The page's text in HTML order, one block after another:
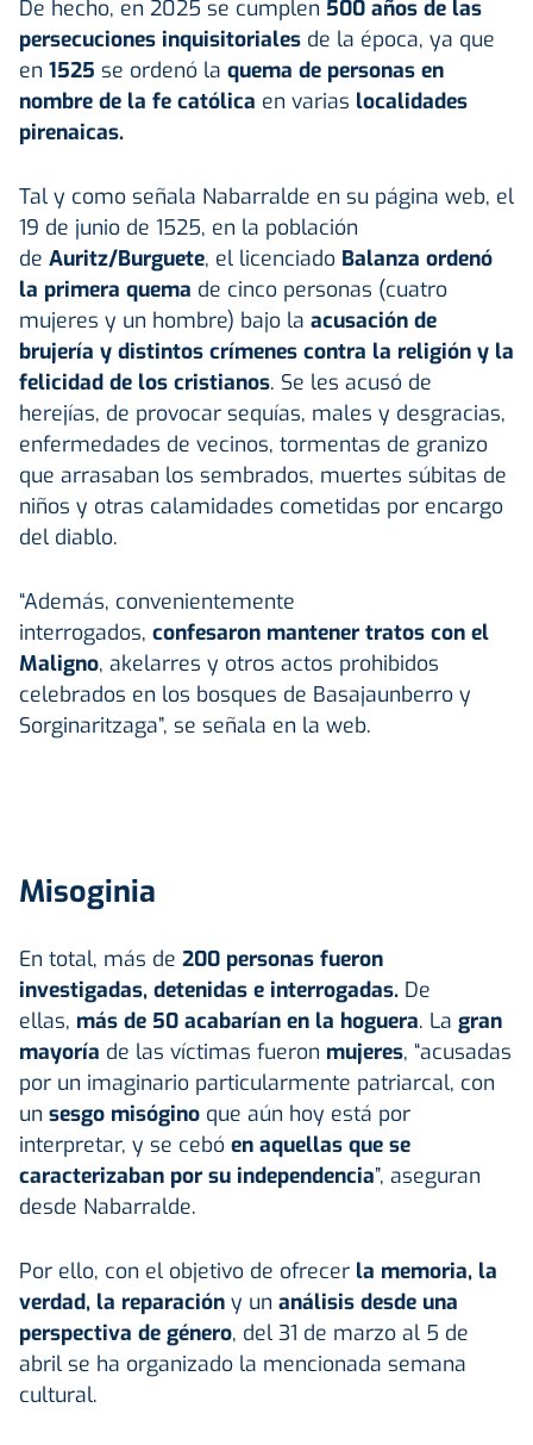
De hecho, en 2025 se cumplen 500 años de las
persecuciones inquisitoriales de la época, ya que
en 1525 se ordenó la quema de personas en
nombre de la fe católica en varias localidades
pirenaicas.
Tal y como señala Nabarralde en su página web, el
19 de junio de 1525, en la población
de Auritz/Burguete, el licenciado Balanza ordenó
la primera quema de cinco personas (cuatro
mujeres y un hombre) bajo la acusación de
brujería y distintos crímenes contra la religión y la
felicidad de los cristianos. Se les acusó de
herejías, de provocar sequías, males y desgracias,
enfermedades de vecinos, tormentas de granizo
que arrasaban los sembrados, muertes súbitas de
niños y otras calamidades cometidas por encargo
del diablo.
“Además, convenientemente
interrogados, confesaron mantener tratos con el
Maligno, akelarres y otros actos prohibidos
celebrados en los bosques de Basajaunberro y
Sorginaritzaga”, se señala en la web.
Misoginia
En total, más de 200 personas fueron
investigadas, detenidas e interrogadas. De
ellas, más de 50 acabarían en la hoguera. La gran
mayoría de las víctimas fueron mujeres, “acusadas
por un imaginario particularmente patriarcal, con
un sesgo misógino que aún hoy está por
interpretar, y se cebó en aquellas que se
caracterizaban por su independencia”, aseguran
desde Nabarralde.
Por ello, con el objetivo de ofrecer la memoria, la
verdad, la reparación y un análisis desde una
perspectiva de género, del 31 de marzo al 5 de
abril se ha organizado la mencionada semana
cultural.